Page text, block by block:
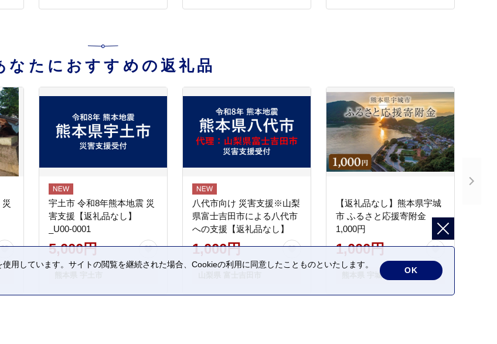
なたにおすすめの返礼品
宇土市 令和8年熊本地震 災
害支援【返礼品なし】
_U00-0001
5,000円
八代市向け 災害支援※山梨
県富士吉田市による八代市
への支援【返礼品なし】
1,000円
【返礼品なし】熊本県宇城
市 ふるさと応援寄附金
1,000円
1,000円
熊本県 宇城市
用しています。サイトの閲覧を継続された場合、Cookieの利用に同意したことものといたします。
OK